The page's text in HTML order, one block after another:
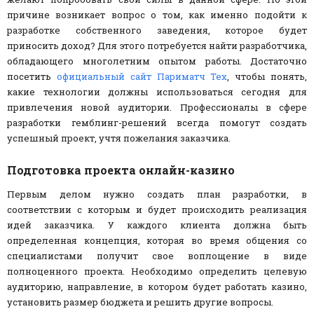
причине возникает вопрос о том, как именно подойти к
разработке собственного заведения, которое будет
приносить доход? Для этого потребуется найти разработчика,
обладающего многолетним опытом работы. Достаточно
посетить официальный сайт Париматч Тех, чтобы понять,
какие технологии должны использоваться сегодня для
привлечения новой аудитории. Профессионалы в сфере
разработки гемблинг-решений всегда помогут создать
успешный проект, учтя пожелания заказчика.
Подготовка проекта онлайн-казино
Первым делом нужно создать план разработки, в
соответствии с которым и будет происходить реализация
идей заказчика. У каждого клиента должна быть
определенная концепция, которая во время общения со
специалистами получит свое воплощение в виде
полноценного проекта. Необходимо определить целевую
аудиторию, направление, в котором будет работать казино,
установить размер бюджета и решить другие вопросы.